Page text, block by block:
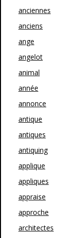
anciennes
anciens
ange
angelot
animal
année
annonce
antique
antiques
antiquing
applique
appliques
appraise
approche
architectes